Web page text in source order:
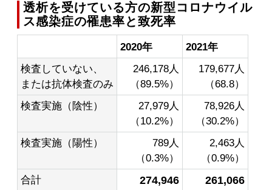
透析を受けている方の新型コロナウイル
ス感染症の罹患率と致死率
2020年
2021年
検査していない、
または抗体検査のみ
246,178人
（89.5%）
179,677人
（68.8）
検査実施（陰性）
27,979人
（10.2%）
78,926人
（30.2%）
検査実施（陽性）
789人
（0.3%）
2,463人
（0.9%）
合計
274,946
261,066